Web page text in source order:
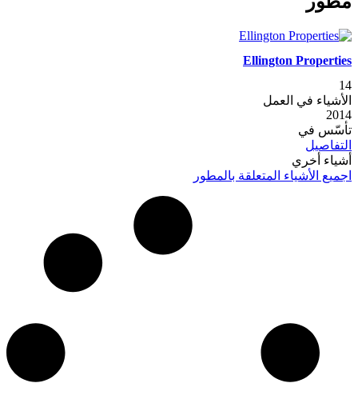
Ellington Properties
14
الأشياء في العمل
2014
تأسّس في
التفاصيل
أشياء أخري
اجميع الأشياء المتعلقة بالمطور